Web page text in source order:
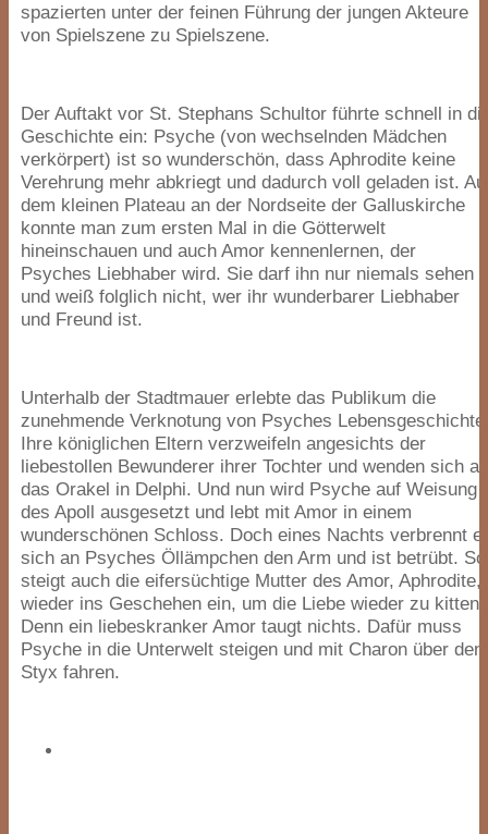
spazierten unter der feinen Führung der jungen Akteure
von Spielszene zu Spielszene.
Der Auftakt vor St. Stephans Schultor führte schnell in
Geschichte ein: Psyche (von wechselnden Mädchen
verkörpert) ist so wunderschön, dass Aphrodite keine
Verehrung mehr abkriegt und dadurch voll geladen ist.
dem kleinen Plateau an der Nordseite der Galluskirche
konnte man zum ersten Mal in die Götterwelt
hineinschauen und auch Amor kennenlernen, der
Psyches Liebhaber wird. Sie darf ihn nur niemals sehen
und weiß folglich nicht, wer ihr wunderbarer Liebhaber
und Freund ist.
Unterhalb der Stadtmauer erlebte das Publikum die
zunehmende Verknotung von Psyches
Ihre königlichen Eltern verzweifeln angesichts der
liebestollen Bewunderer ihrer Tochter und wenden sich
das Orakel in Delphi. Und nun wird Psyche auf Weisung
des Apoll ausgesetzt und lebt mit Amor in einem
wunderschönen Schloss. Doch eines Nachts verbrennt
sich an Psyches Öllämpchen den Arm und ist betrübt. So
steigt auch die eifersüchtige Mutter des Amor, Aphrodite,
wieder ins Geschehen ein, um die Liebe wieder zu kitten.
Denn ein liebeskranker Amor taugt nichts. Dafür muss
Psyche in die Unterwelt steigen und mit Charon über den
Styx fahren.